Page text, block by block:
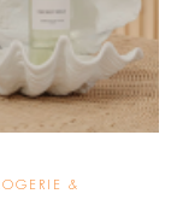
&